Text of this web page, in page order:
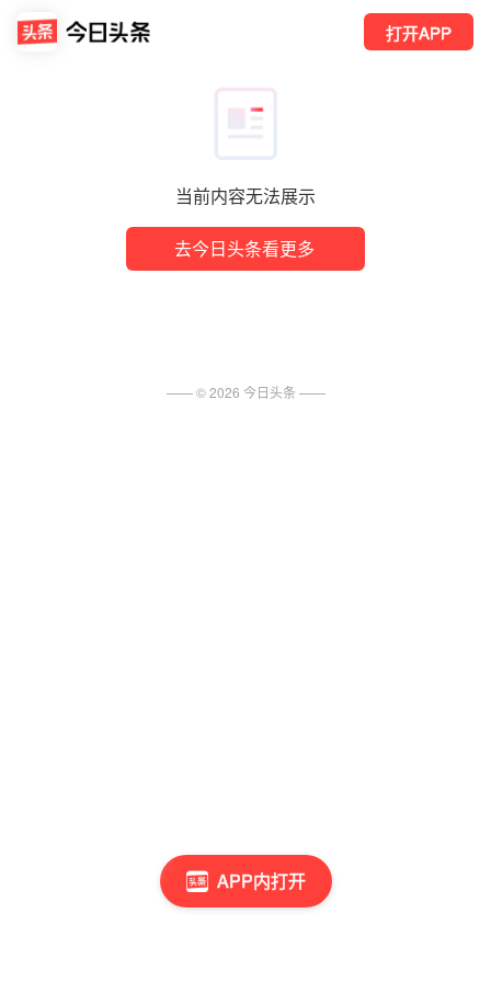
当前内容无法展示
去今日头条看更多
打开APP
APP内打开
—— ©2026 今日头条 ——